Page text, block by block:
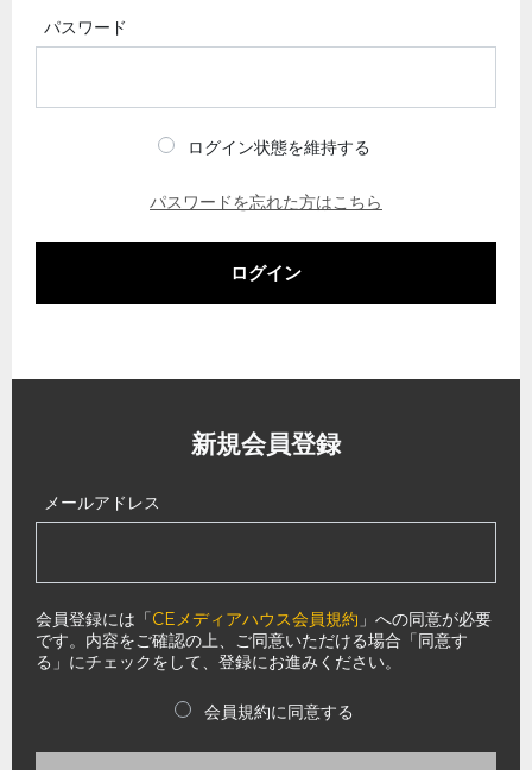
パスワード
ログイン状態を維持する
パスワードを忘れた方はこちら
ログイン
新規会員登録
メールアドレス
会員登録には「CEメディアハウス会員規約 」への同意が必要
です。内容をご確認の上、ご同意いただける場合「同意す
る」にチェックをして、登録にお進みください。
会員規約に同意する